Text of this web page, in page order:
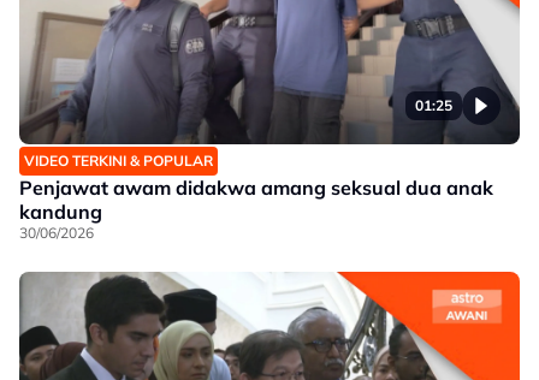
01:25
VIDEO TERKINI & POPULAR
Penjawat awam didakwa amang seksual dua anak
kandung
30/06/2026